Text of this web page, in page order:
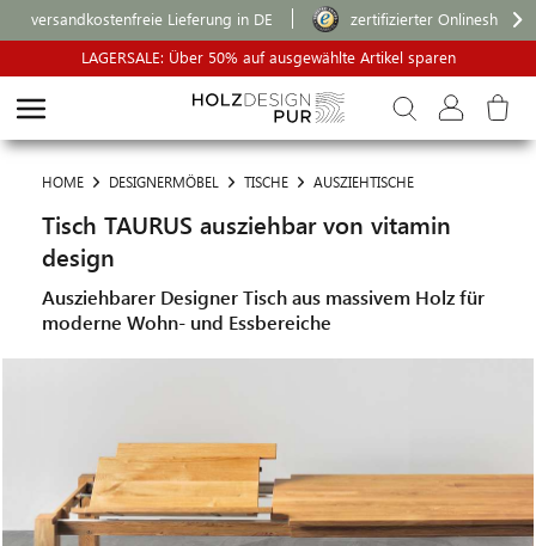
versandkostenfreie Lieferung in DE
zertifizierter Onlineshop
LAGERSALE: Über 50% auf ausgewählte Artikel sparen
HOME DESIGNERMÖBEL TISCHE AUSZIEHTISCHE
Tisch TAURUS ausziehbar von vitamin
design
Ausziehbarer Designer Tisch aus massivem Holz für
moderne Wohn- und Essbereiche